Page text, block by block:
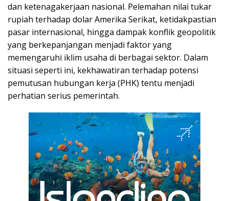
dan ketenagakerjaan nasional. Pelemahan nilai tukar
rupiah terhadap dolar Amerika Serikat, ketidakpastian
pasar internasional, hingga dampak konflik geopolitik
yang berkepanjangan menjadi faktor yang
memengaruhi iklim usaha di berbagai sektor. Dalam
situasi seperti ini, kekhawatiran terhadap potensi
pemutusan hubungan kerja (PHK) tentu menjadi
perhatian serius pemerintah.